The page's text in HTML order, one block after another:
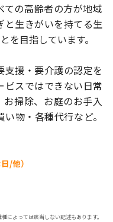
ての高齢者の方が地域
と生きがいを持てる生
を目指しています。
支援・要介護の認定を
ビスではできない日常
お掃除、お庭のお手入
い物・各種代行など。
/他）
によっては該当しない記述もあります。